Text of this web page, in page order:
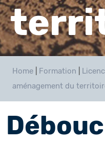
Home Formation
aménagement du